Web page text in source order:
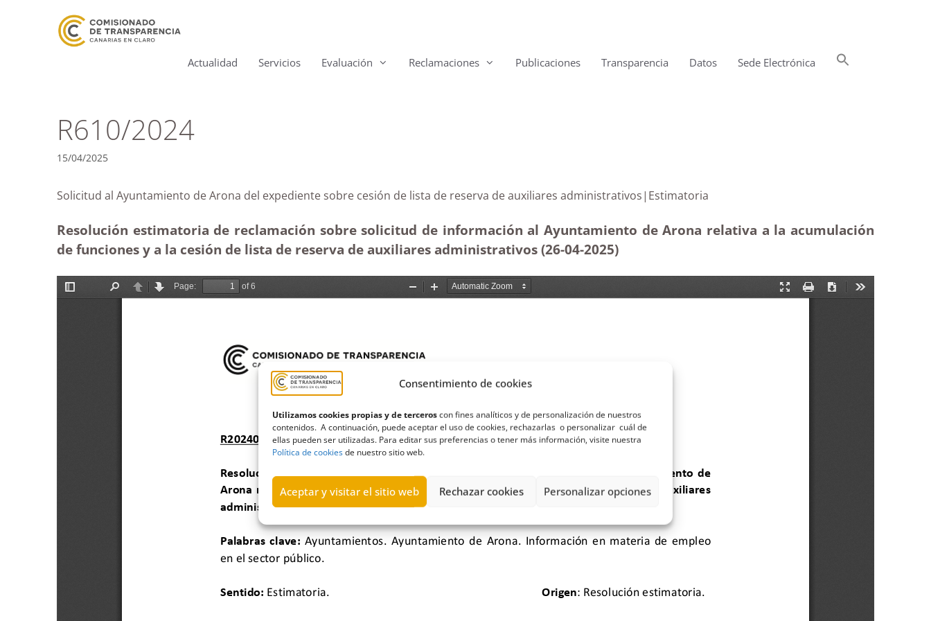
Consentimiento de cookies
Utilizamos cookies propias y de terceroscon fines analíticos y de personalización de nuestros
contenidos. A continuación, puede aceptar el uso de cookies, rechazarlas o personalizar cuál de
ellas pueden ser utilizadas. Para editar sus preferencias o tener más información, visite nuestra
Política de cookiesde nuestro sitio web.
Aceptar y visitar el sitio web Rechazar cookies Personalizar opciones
Actualidad Servicios Evaluación Reclamaciones Publicaciones Transparencia Datos Sede Electrónica
R610/2024
15/04/2025
Solicitud al Ayuntamiento de Arona del expediente sobre cesión de lista de reserva de auxiliares administrativos|Estimatoria
Resolución estimatoria de reclamación sobre solicitud de información al Ayuntamiento de Arona relativa a la acumulación
de funciones y a la cesión de lista de reserva de auxiliares administrativos (26-04-2025)